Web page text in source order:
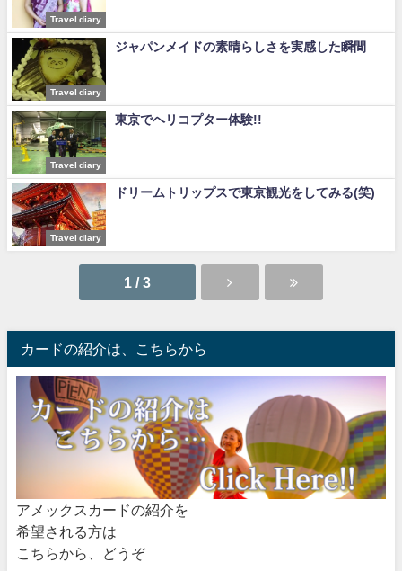
Travel diary
Travel diary
ジャパンメイドの素晴らしさを実感した瞬間
Travel diary
東京でヘリコプター体験!!
Travel diary
ドリームトリップスで東京観光をしてみる(笑)
1 / 3
カードの紹介は、こちらから
アメックスカードの紹介を
希望される方は
こちらから、どうぞ